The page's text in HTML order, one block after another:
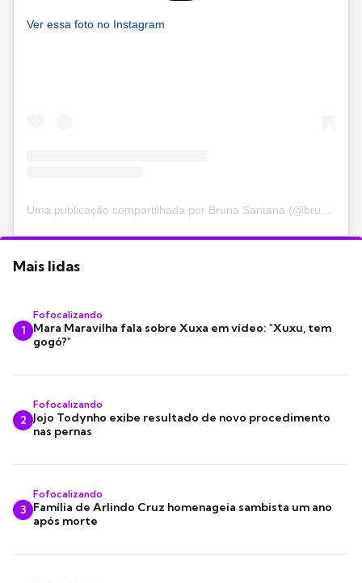
Ver essa foto no Instagram
Uma publicação compartilhada por Bruna Santana (@brusantanareal)
Mais lidas
1
Fofocalizando
Mara Maravilha fala sobre Xuxa em vídeo: "Xuxu, tem
gogó?"
2
Fofocalizando
Jojo Todynho exibe resultado de novo procedimento
nas pernas
3
Fofocalizando
Família de Arlindo Cruz homenageia sambista um ano
após morte